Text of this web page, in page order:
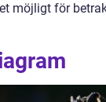
möjligt för